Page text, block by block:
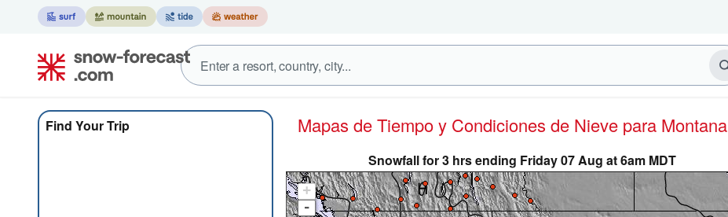
Find Your Trip Mapas de Tiempo y Condiciones de Nieve para Montana
Snowfall for 3 hrs ending Friday 07 Aug at 6am MDT
+
-